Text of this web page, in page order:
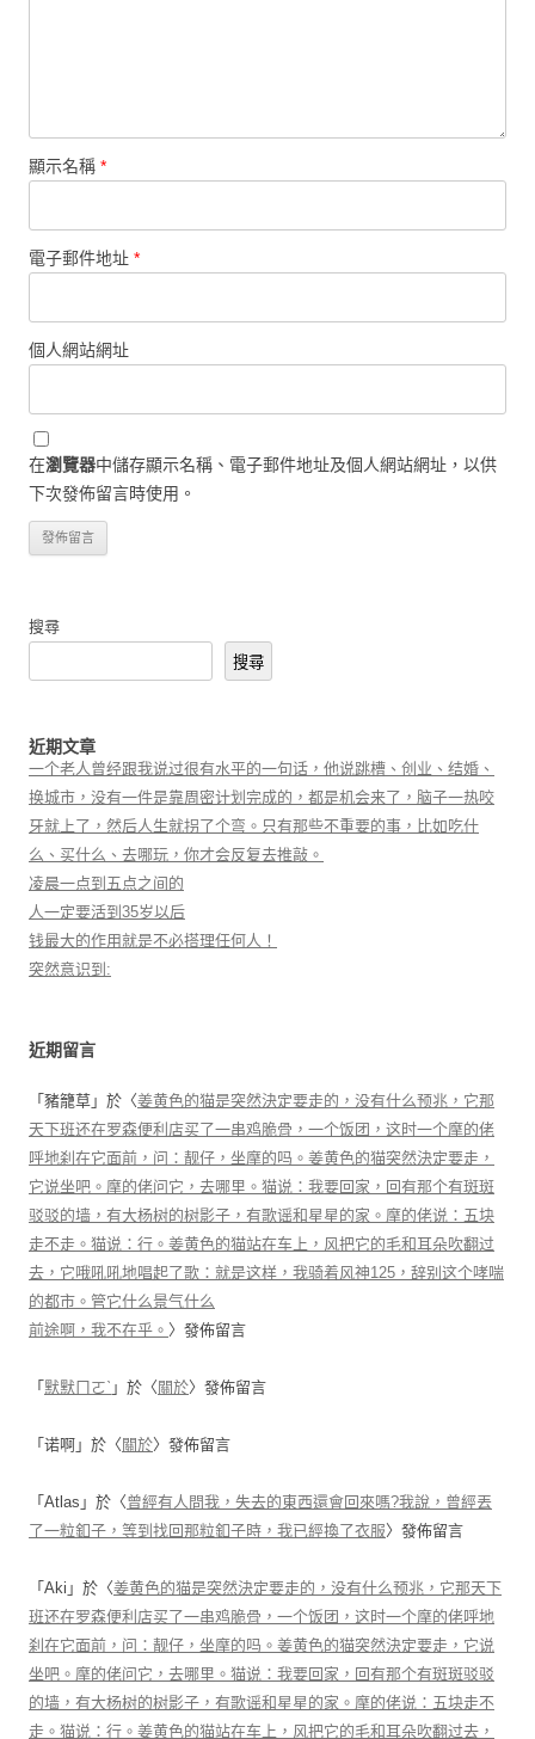
顯示名稱 *
電子郵件地址 *
個人網站網址
在瀏覽器中儲存顯示名稱、電子郵件地址及個人網站網址，以供
下次發佈留言時使用。
搜尋
搜尋
近期文章
一个老人曾经跟我说过很有水平的一句话，他说跳槽、创业、结婚、
换城市，没有一件是靠周密计划完成的，都是机会来了，脑子一热咬
牙就上了，然后人生就拐了个弯。只有那些不重要的事，比如吃什
么、买什么、去哪玩，你才会反复去推敲。
凌晨一点到五点之间的
人一定要活到35岁以后
钱最大的作用就是不必搭理任何人！
突然意识到:
近期留言
「 豬籠草 」於〈姜黄色的猫是突然決定要走的，没有什么预兆，它那
天下班还在罗森便利店买了一串鸡脆骨，一个饭团，这时一个摩的佬
呼地刹在它面前，问：靓仔，坐摩的吗。姜黄色的猫突然決定要走，
它说坐吧。摩的佬问它，去哪里。猫说：我要回家，回有那个有斑斑
驳驳的墙，有大杨树的树影子，有歌谣和星星的家。摩的佬说：五块
走不走。猫说：行。姜黄色的猫站在车上，风把它的毛和耳朵吹翻过
去，它哦吼吼地唱起了歌：就是这样，我骑着风神125，辞别这个哮喘
的都市。管它什么景气什么
前途啊，我不在乎。 〉發佈留言
「 默默ㄇㄛˋ 」於〈 關於〉發佈留言
「 诺啊 」於〈 關於〉發佈留言
「 Atlas 」於〈曾經有人問我，失去的東西還會回來嗎?我說，曾經丟
了一粒釦子，等到找回那粒釦子時，我已經換了衣服〉發佈留言
「 Aki 」於〈姜黄色的猫是突然決定要走的，没有什么预兆，它那天下
班还在罗森便利店买了一串鸡脆骨，一个饭团，这时一个摩的佬呼地
刹在它面前，问：靓仔，坐摩的吗。姜黄色的猫突然決定要走，它说
坐吧。摩的佬问它，去哪里。猫说：我要回家，回有那个有斑斑驳驳
的墙，有大杨树的树影子，有歌谣和星星的家。摩的佬说：五块走不
走。猫说：行。姜黄色的猫站在车上，风把它的毛和耳朵吹翻过去，